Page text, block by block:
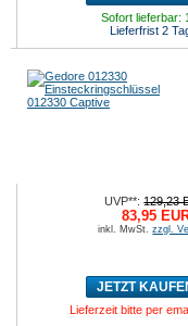
Sofort lieferbar:
Lieferfrist 2
UVP**:129,23
83,95
inkl. MwSt.zzgl.
JETZT
Lieferzeit bitte per